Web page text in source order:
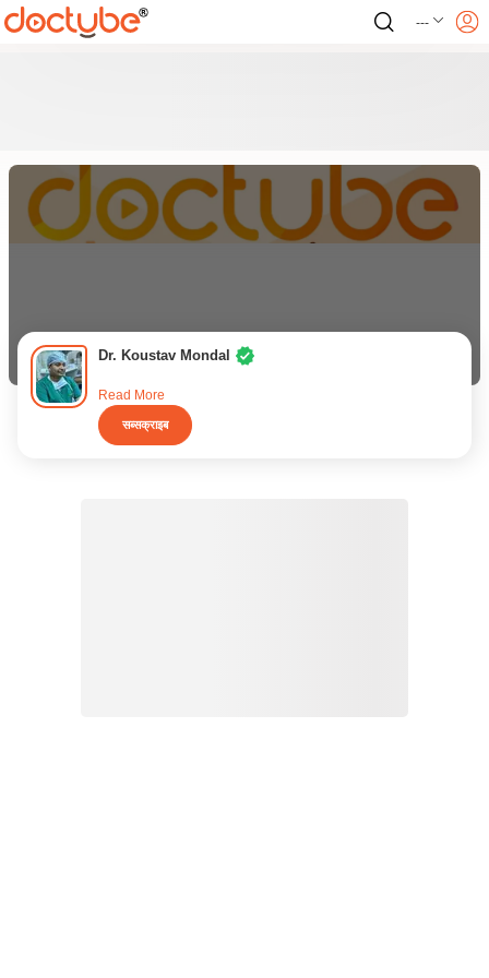
---
Dr. Koustav Mondal
Read More
सब्सक्राइब